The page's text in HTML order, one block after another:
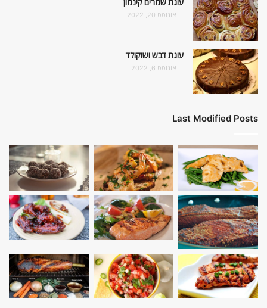
עוגת שמרים קינמון
אוגוסט 20, 2022
עוגת דבש ושוקולד
אוגוסט 6, 2022
Last Modified Posts